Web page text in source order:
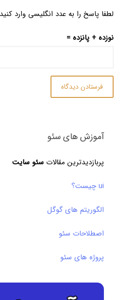
لطفا پاسخ را به عدد انگلیسی وارد کنید:
نوزده + پانزده =
آموزش های سئو
پربازدیدترین مقالات سئو سایت
ui چیست؟
الگوریتم های گوگل
اصطلاحات سئو
پروژه های سئو